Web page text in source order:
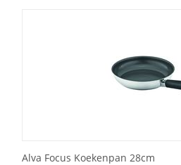
Alva Focus Koekenpan 28cm